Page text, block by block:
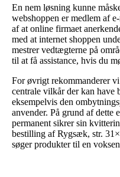
En nem løsning kunne
webshoppen er medlem af
af at online firmaet
med at internet shoppen
mestrer vedtægterne på
til at få assistance, hvis du
For øvrigt rekommanderer
centrale vilkår der kan have
eksempelvis den
anvender. På grund af dette
permanent sikrer sin
bestilling af Rygsæk, str.
søger produkter til en